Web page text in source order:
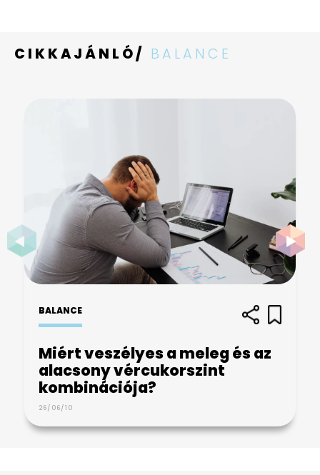
CIKKAJÁNLÓ/ BALANCE
BALANCE
Miért veszélyes a meleg és az
alacsony vércukorszint
kombinációja?
26/06/10